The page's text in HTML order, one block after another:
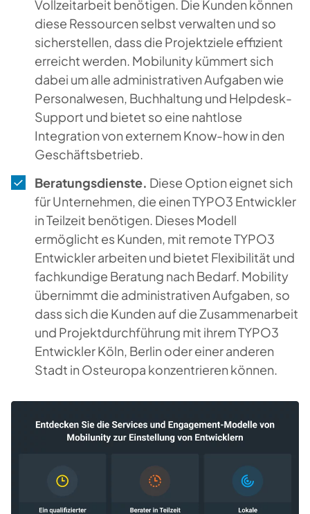
Vollzeitarbeit benötigen. Die Kunden können
diese Ressourcen selbst verwalten und so
sicherstellen, dass die Projektziele effizient
erreicht werden. Mobilunity kümmert sich
dabei um alle administrativen Aufgaben wie
Personalwesen, Buchhaltung und Helpdesk-
Support und bietet so eine nahtlose
Integration von externem Know-how in den
Geschäftsbetrieb.
Beratungsdienste. Diese Option eignet sich
für Unternehmen, die einen TYPO3 Entwickler
in Teilzeit benötigen. Dieses Modell
ermöglicht es Kunden, mit remote TYPO3
Entwickler arbeiten und bietet Flexibilität und
fachkundige Beratung nach Bedarf. Mobility
übernimmt die administrativen Aufgaben, so
dass sich die Kunden auf die Zusammenarbeit
und Projektdurchführung mit ihrem TYPO3
Entwickler Köln, Berlin oder einer anderen
Stadt in Osteuropa konzentrieren können.